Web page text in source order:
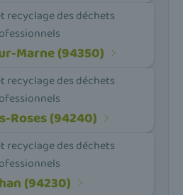
recyclage des déchets
Marne (94350)
recyclage des déchets
Roses (94240)
recyclage des déchets
(94230)